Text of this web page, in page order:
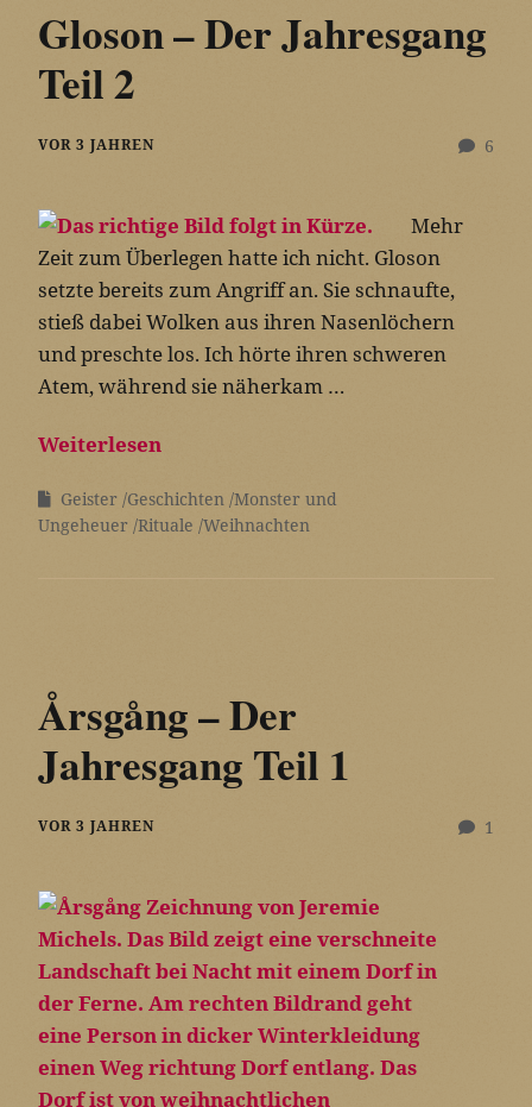
Gloson – Der Jahresgang
Teil 2
6
VOR 3 JAHREN
Mehr
Zeit zum Überlegen hatte ich nicht. Gloson
setzte bereits zum Angriff an. Sie schnaufte,
stieß dabei Wolken aus ihren Nasenlöchern
und preschte los. Ich hörte ihren schweren
Atem, während sie näherkam …
Weiterlesen
Geister Geschichten Monster und
Ungeheuer Rituale Weihnachten
Årsgång – Der
Jahresgang Teil 1
1
VOR 3 JAHREN